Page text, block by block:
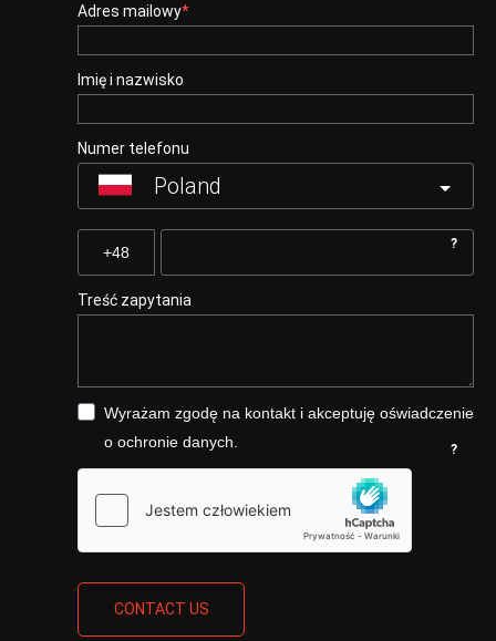
Adres mailowy
Imię i nazwisko
Numer telefonu
Poland
?
Treść zapytania
Wyrażam zgodę na kontakt i akceptuję oświadczenie
o ochronie danych.
?
CONTACT US